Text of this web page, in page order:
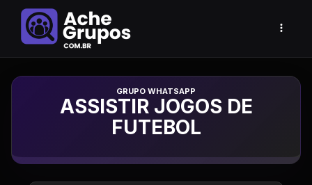
Grupo de Whatsapp
ASSISTIR JOGOS DE
FUTEBOL